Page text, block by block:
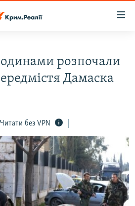
розпочали
Дамаска
Читати без VPN